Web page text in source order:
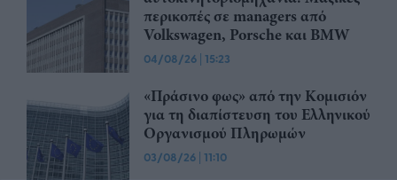
περικοπές σε managers από
Volkswagen, Porsche και BMW
04/08/26 | 15:23
«Πράσινο φως» από την Κομισιόν
για τη διαπίστευση του Ελληνικού
Οργανισμού Πληρωμών
03/08/26 | 11:10